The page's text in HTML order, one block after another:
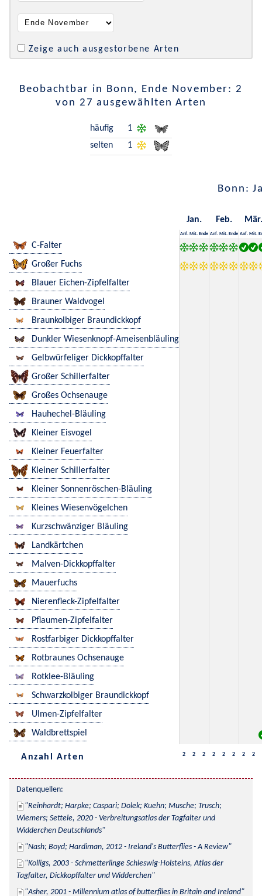
Zeige auch ausgestorbene Arten
Beobachtbar in Bonn, Ende November: 2
von 27 ausgewählten Arten
häufig
1
selten
1
Bonn:
Jan. Feb. Mär.
Anf. Mit. Ende Anf. Mit. Ende Anf. Mit.
C-Falter
Großer Fuchs
Blauer Eichen-Zipfelfalter
Brauner Waldvogel
Braunkolbiger Braundickkopf
Dunkler Wiesenknopf-Ameisenbläuling
Gelbwürfeliger Dickkopffalter
Großer Schillerfalter
Großes Ochsenauge
Hauhechel-Bläuling
Kleiner Eisvogel
Kleiner Feuerfalter
Kleiner Schillerfalter
Kleiner Sonnenröschen-Bläuling
Kleines Wiesenvögelchen
Kurzschwänziger Bläuling
Landkärtchen
Malven-Dickkopffalter
Mauerfuchs
Nierenfleck-Zipfelfalter
Pflaumen-Zipfelfalter
Rostfarbiger Dickkopffalter
Rotbraunes Ochsenauge
Rotklee-Bläuling
Schwarzkolbiger Braundickkopf
Ulmen-Zipfelfalter
Waldbrettspiel
Anzahl Arten 2 2 2 2 2 2 2 2
Datenquellen:
Reinhardt; Harpke; Caspari; Dolek; Kuehn; Musche; Trusch;
Wiemers; Settele, 2020 - Verbreitungsatlas der Tagfalter und
Widderchen Deutschlands
Nash; Boyd; Hardiman, 2012 - Ireland's Butterflies - A Review
Kolligs, 2003 - Schmetterlinge Schleswig-Holsteins, Atlas der
Tagfalter, Dickkopffalter und Widderchen
Asher, 2001 - Millennium atlas of butterflies in Britain and Ireland